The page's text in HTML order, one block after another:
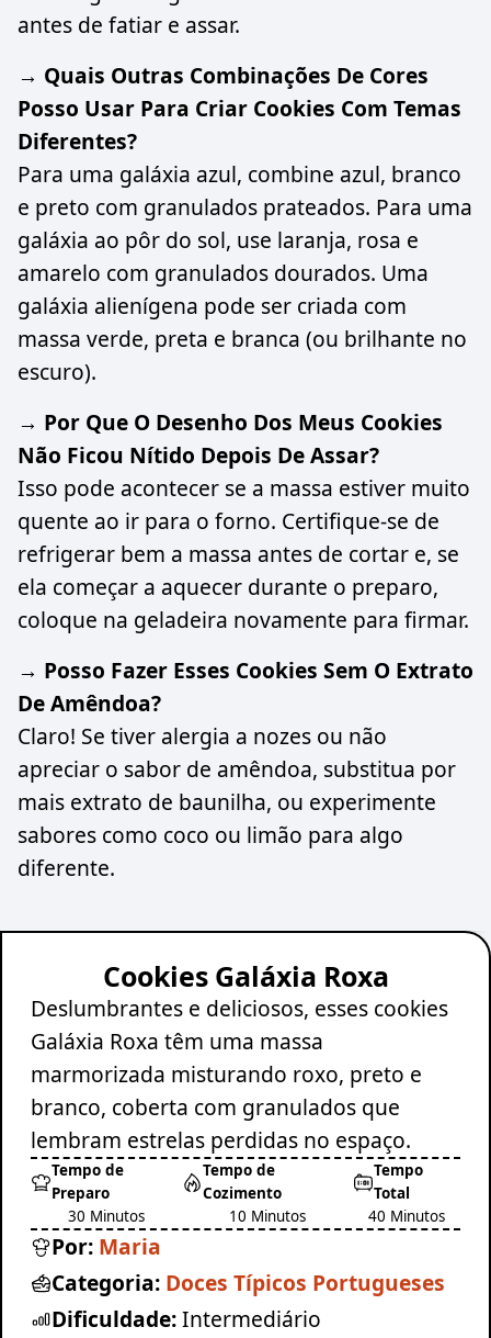
antes de fatiar e assar.
→ Quais Outras Combinações De Cores
Posso Usar Para Criar Cookies Com Temas
Diferentes?
Para uma galáxia azul, combine azul, branco
e preto com granulados prateados. Para uma
galáxia ao pôr do sol, use laranja, rosa e
amarelo com granulados dourados. Uma
galáxia alienígena pode ser criada com
massa verde, preta e branca (ou brilhante no
escuro).
→ Por Que O Desenho Dos Meus Cookies
Não Ficou Nítido Depois De Assar?
Isso pode acontecer se a massa estiver muito
quente ao ir para o forno. Certifique-se de
refrigerar bem a massa antes de cortar e, se
ela começar a aquecer durante o preparo,
coloque na geladeira novamente para firmar.
→ Posso Fazer Esses Cookies Sem O Extrato
De Amêndoa?
Claro! Se tiver alergia a nozes ou não
apreciar o sabor de amêndoa, substitua por
mais extrato de baunilha, ou experimente
sabores como coco ou limão para algo
diferente.
Cookies Galáxia Roxa
Deslumbrantes e deliciosos, esses cookies
Galáxia Roxa têm uma massa
marmorizada misturando roxo, preto e
branco, coberta com granulados que
lembram estrelas perdidas no espaço.
Tempo de
Preparo
30 Minutos
Tempo de
Cozimento
10 Minutos
Tempo
Total
40 Minutos
Por: Maria
Categoria: Doces Típicos Portugueses
Dificuldade:Intermediário